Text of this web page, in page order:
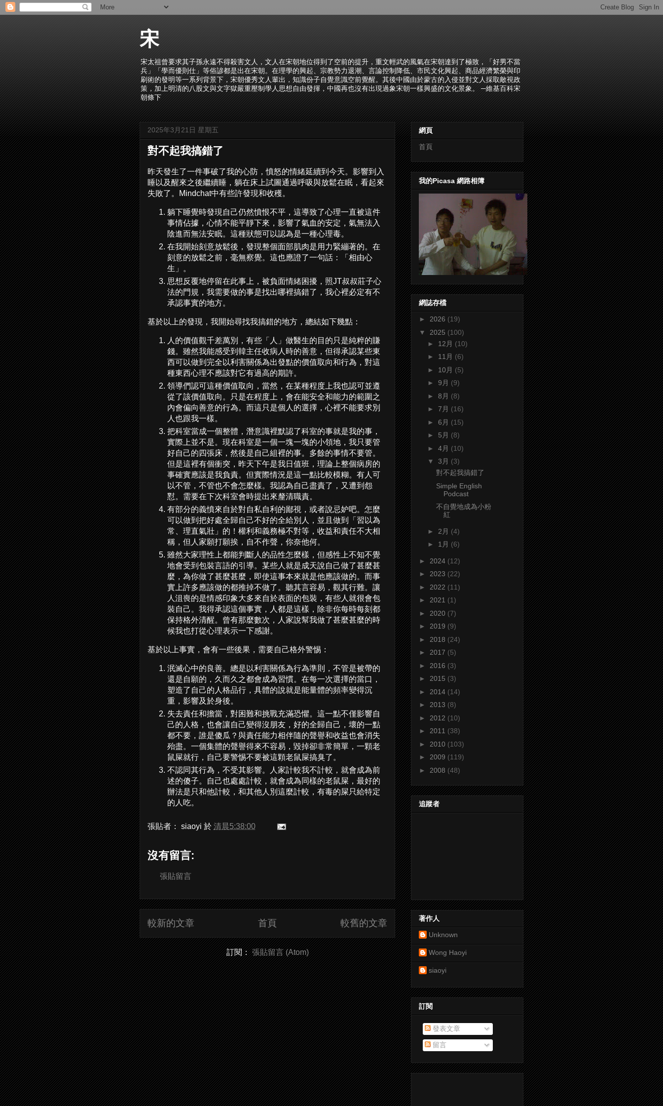
宋
宋太祖曾要求其子孫永遠不得殺害文人，文人在宋朝地位得到了空前的提升，重文輕武的風氣在宋朝達到了極致，「好男不當
兵」「學而優則仕」等俗諺都是出在宋朝。在理學的興起、宗教勢力退潮、言論控制降低、市民文化興起、商品經濟繁榮與印
刷術的發明等一系列背景下，宋朝優秀文人輩出，知識份子自覺意識空前覺醒。其後中國由於蒙古的入侵並對文人採取敵視政
策，加上明清的八股文與文字獄嚴重壓制學人思想自由發揮，中國再也沒有出現過象宋朝一樣興盛的文化景象。 ─維基百科宋
朝條下
2025年3月21日 星期五
對不起我搞錯了
昨天發生了一件事破了我的心防，憤怒的情緒延續到今天。影響到入
睡以及醒來之後繼續睡，躺在床上試圖通過呼吸與放鬆在眠，看起來
失敗了。Mindchat中有些許發現和收穫。
躺下睡覺時發現自己仍然憤恨不平，這導致了心理一直被這件
事情佔據，心情不能平靜下來，影響了氣血的安定，氣無法入
陰進而無法安眠。這種狀態可以認為是一種心理毒。
在我開始刻意放鬆後，發現整個面部肌肉是用力緊繃著的。在
刻意的放鬆之前，毫無察覺。這也應證了一句話：「相由心
生」。
思想反覆地停留在此事上，被負面情緒困擾，照JT叔叔莊子心
法的門規，我需要做的事是找出哪裡搞錯了，我心裡必定有不
承認事實的地方。
基於以上的發現，我開始尋找我搞錯的地方，總結如下幾點：
人的價值觀千差萬別，有些「人」做醫生的目的只是純粹的賺
錢。雖然我能感受到韓主任收病人時的善意，但得承認某些東
西可以做到完全以利害關係為出發點的價值取向和行為，對這
種東西心理不應該對它有過高的期許。
領導們認可這種價值取向，當然，在某種程度上我也認可並遵
從了該價值取向。只是在程度上，會在能安全和能力的範圍之
內會偏向善意的行為。而這只是個人的選擇，心裡不能要求別
人也跟我一樣。
把科室當成一個整體，潛意識裡默認了科室的事就是我的事，
實際上並不是。現在科室是一個一塊一塊的小領地，我只要管
好自己的四張床，然後是自己組裡的事。多餘的事情不要管。
但是這裡有個衝突，昨天下午是我日值班，理論上整個病房的
事確實應該是我負責。但實際情況是這一點比較模糊。有人可
以不管，不管也不會怎麼樣。我認為自己盡責了，又遭到怨
懟。需要在下次科室會時提出來釐清職責。
有部分的義憤來自於對自私自利的鄙視，或者說忌妒吧。怎麼
可以做到把好處全歸自己不好的全給別人，並且做到「習以為
常、理直氣壯」的！權利和義務極不對等，收益和責任不大相
稱，但人家願打願挨，自不作聲，你奈他何。
雖然大家理性上都能判斷人的品性怎麼樣，但感性上不知不覺
地會受到包裝言語的引導。某些人就是成天說自己做了甚麼甚
麼，為你做了甚麼甚麼，即使這事本來就是他應該做的。而事
實上許多應該做的都推掉不做了。聽其言容易，觀其行難。讓
人沮喪的是情感印象大多來自於表面的包裝，有些人就很會包
裝自己。我得承認這個事實，人都是這樣，除非你每時每刻都
保持格外清醒。曾有那麼數次，人家說幫我做了甚麼甚麼的時
候我也打從心理表示一下感謝。
基於以上事實，會有一些後果，需要自己格外警惕：
泯滅心中的良善。總是以利害關係為行為準則，不管是被帶的
還是自願的，久而久之都會成為習慣。在每一次選擇的當口，
塑造了自己的人格品行，具體的說就是能量體的頻率變得沉
重，影響及於身後。
失去責任和擔當，對困難和挑戰充滿恐懼。這一點不僅影響自
己的人格，也會讓自己變得沒朋友，好的全歸自己，壞的一點
都不要，誰是傻瓜？與責任能力相伴隨的聲譽和收益也會消失
殆盡。一個集體的聲譽得來不容易，毀掉卻非常簡單，一顆老
鼠屎就行，自己要警惕不要被這顆老鼠屎搞臭了。
不認同其行為，不受其影響。人家計較我不計較，就會成為前
述的傻子。自己也處處計較，就會成為同樣的老鼠屎，最好的
辦法是只和他計較，和其他人別這麼計較，有毒的屎只給特定
的人吃。
張貼者： siaoyi 於 清晨5:38:00
沒有留言:
張貼留言
較新的文章 較舊的文章
首頁
訂閱：張貼留言 (Atom)
網頁
首頁
我的Picasa 網路相簿
網誌存檔
► 2026 (19)
▼ 2025 (100)
► 12月 (10)
► 11月 (6)
► 10月 (5)
► 9月 (9)
► 8月 (8)
► 7月 (16)
► 6月 (15)
► 5月 (8)
► 4月 (10)
▼ 3月 (3)
對不起我搞錯了
Simple English
Podcast
不自覺地成為小粉
紅
► 2月 (4)
► 1月 (6)
► 2024 (12)
► 2023 (22)
► 2022 (11)
► 2021 (1)
► 2020 (7)
► 2019 (9)
► 2018 (24)
► 2017 (5)
► 2016 (3)
► 2015 (3)
► 2014 (14)
► 2013 (8)
► 2012 (10)
► 2011 (38)
► 2010 (103)
► 2009 (119)
► 2008 (48)
追蹤者
著作人
Unknown
Wong Haoyi
siaoyi
訂閱
發表文章
留言